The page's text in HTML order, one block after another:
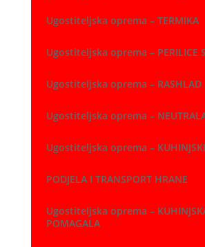
Ugostiteljska oprema – TERMIKA
Ugostiteljska oprema – PERILICE
Ugostiteljska oprema – RASHLAD
Ugostiteljska oprema –
Ugostiteljska oprema – KUHINJSKI
PODJELA I TRANSPORT HRANE
Ugostiteljska oprema –
POMAGALA